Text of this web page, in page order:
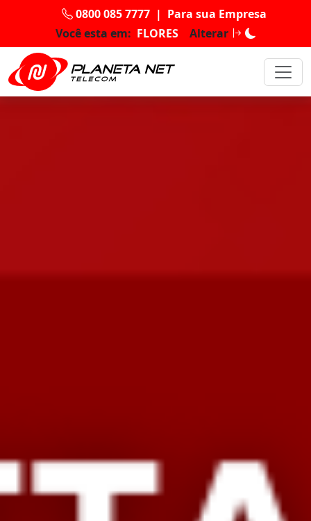
0800 085 7777 | Para sua Empresa
Você esta em: FLORES Alterar